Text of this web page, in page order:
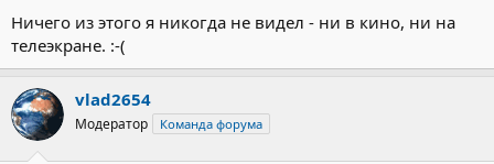
Ничего из этого я никогда не видел - ни в кино, ни на
телеэкране. :-(
vlad2654
Модератор Команда форума